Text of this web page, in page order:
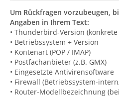
Um Rückfragen vorzubeugen,
Angaben in Ihrem Text:
• Thunderbird-Version
• Betriebssystem + Version
• Kontenart (POP / IMAP)
• Postfachanbieter (z.B. GMX)
• Eingesetzte Antivirensoftware
• Firewall (Betriebssystem-
• Router-Modellbezeichnung